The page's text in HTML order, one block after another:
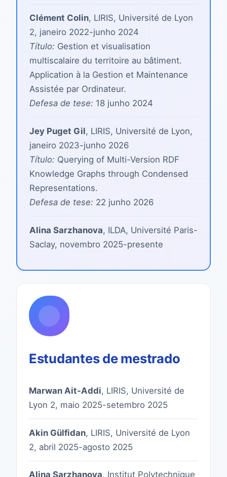
Clément Colin, LIRIS, Université de Lyon
2, janeiro 2022-junho 2024
Título: Gestion et visualisation
multiscalaire du territoire au bâtiment.
Application à la Gestion et Maintenance
Assistée par Ordinateur.
Defesa de tese: 18 junho 2024
Jey Puget Gil, LIRIS, Université de Lyon,
janeiro 2023-junho 2026
Título: Querying of Multi-Version RDF
Knowledge Graphs through Condensed
Representations.
Defesa de tese: 22 junho 2026
Alina Sarzhanova, ILDA, Université Paris-
Saclay, novembro 2025-presente
Estudantes de mestrado
Marwan Ait-Addi, LIRIS, Université de
Lyon 2, maio 2025-setembro 2025
Akin Gülfidan, LIRIS, Université de Lyon
2, abril 2025-agosto 2025
Alina Sarzhanova, Institut Polytechnique